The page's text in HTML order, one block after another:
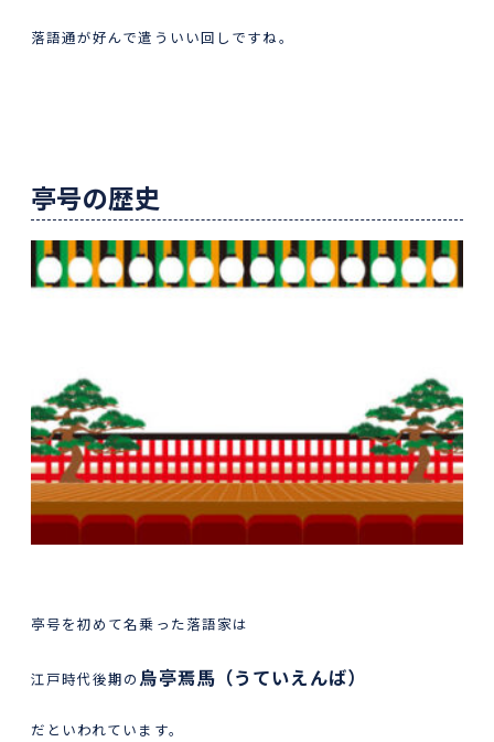
落語通が好んで遣ういい回しですね。
亭号の歴史
亭号を初めて名乗った落語家は
江戸時代後期の 烏亭焉馬（うていえんば）
だといわれています。